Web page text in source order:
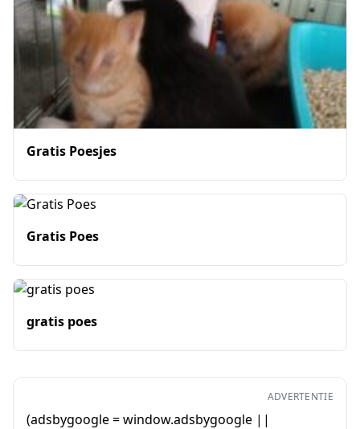
Gratis Poesjes
Gratis Poes
gratis poes
ADVERTENTIE
(adsbygoogle = window.adsbygoogle ||